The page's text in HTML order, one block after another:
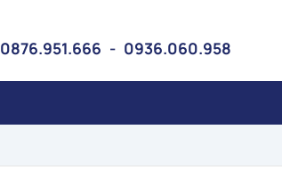
0876.951.666 - 0936.060.958